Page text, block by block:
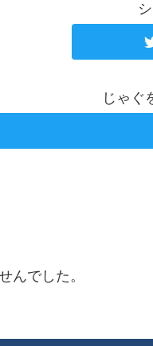
じゃぐ
んでした。